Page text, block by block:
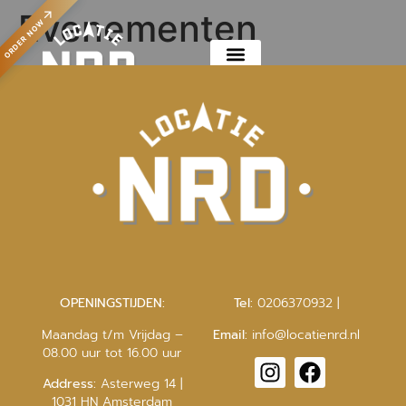
Evenementen
OPENINGSTIJDEN:
Maandag t/m Vrijdag –
08.00 uur tot 16.00 uur
Address: Asterweg 14 |
1031 HN Amsterdam
Tel: 0206370932 |
Email: info@locatienrd.nl
ORDER NOW